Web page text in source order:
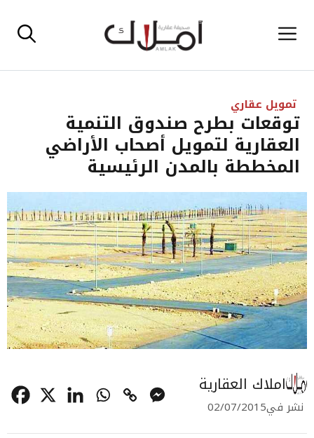
إلى القائمة
تمويل عقاري
توقعات بطرح صندوق التنمية
العقارية لتمويل أصحاب الأراضي
المخططة بالمدن الرئيسية
املاك العقارية
نشر في02/07/2015